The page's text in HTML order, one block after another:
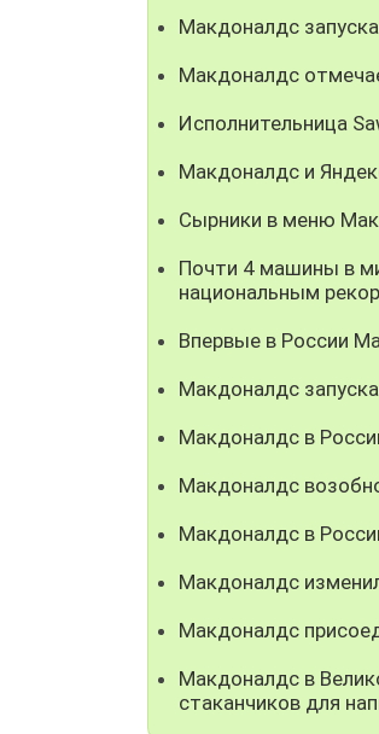
Макдоналдс
Макдоналдс
Исполнительница
Макдоналдс и
Сырники в меню
Почти 4 машины в
национальным
Впервые в России
Макдоналдс
Макдоналдс в
Макдоналдс
Макдоналдс в
Макдоналдс
Макдоналдс
Макдоналдс в
стаканчиков для